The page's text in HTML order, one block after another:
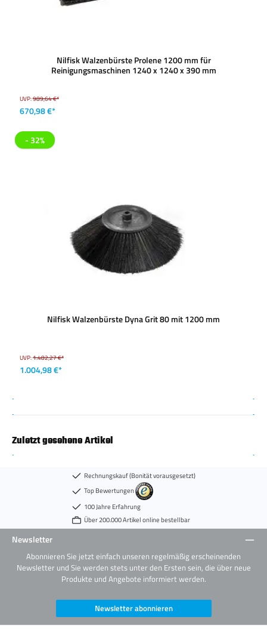
Nilfisk Walzenbürste Prolene 1200 mm für
Reinigungsmaschinen 1240 x 1240 x 390 mm
UVP:989,64 €*
670,98 €*
- 32%
Nilfisk Walzenbürste Dyna Grit 80 mit 1200 mm
UVP:1.482,27 €*
1.004,98 €*
Zuletzt gesehene Artikel
Rechnungskauf (Bonität vorausgesetzt)
Top Bewertungen
100 Jahre Erfahrung
Über 200.000 Artikel online bestellbar
Newsletter
Abonnieren Sie jetzt einfach unseren regelmäßig erscheinenden
Newsletter und Sie werden stets unter den Ersten sein, die über neue
Produkte und Angebote informiert werden.
Newsletter abonnieren